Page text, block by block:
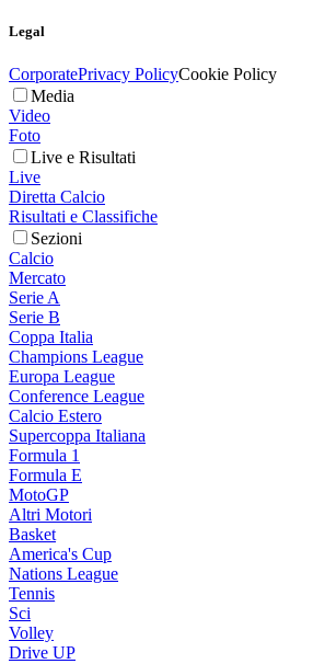
Legal
CorporatePrivacy PolicyCookie Policy
Media
Video
Foto
Live e Risultati
Live
Diretta Calcio
Risultati e Classifiche
Sezioni
Calcio
Mercato
Serie A
Serie B
Coppa Italia
Champions League
Europa League
Conference League
Calcio Estero
Supercoppa Italiana
Formula 1
Formula E
MotoGP
Altri Motori
Basket
America's Cup
Nations League
Tennis
Sci
Volley
Drive UP